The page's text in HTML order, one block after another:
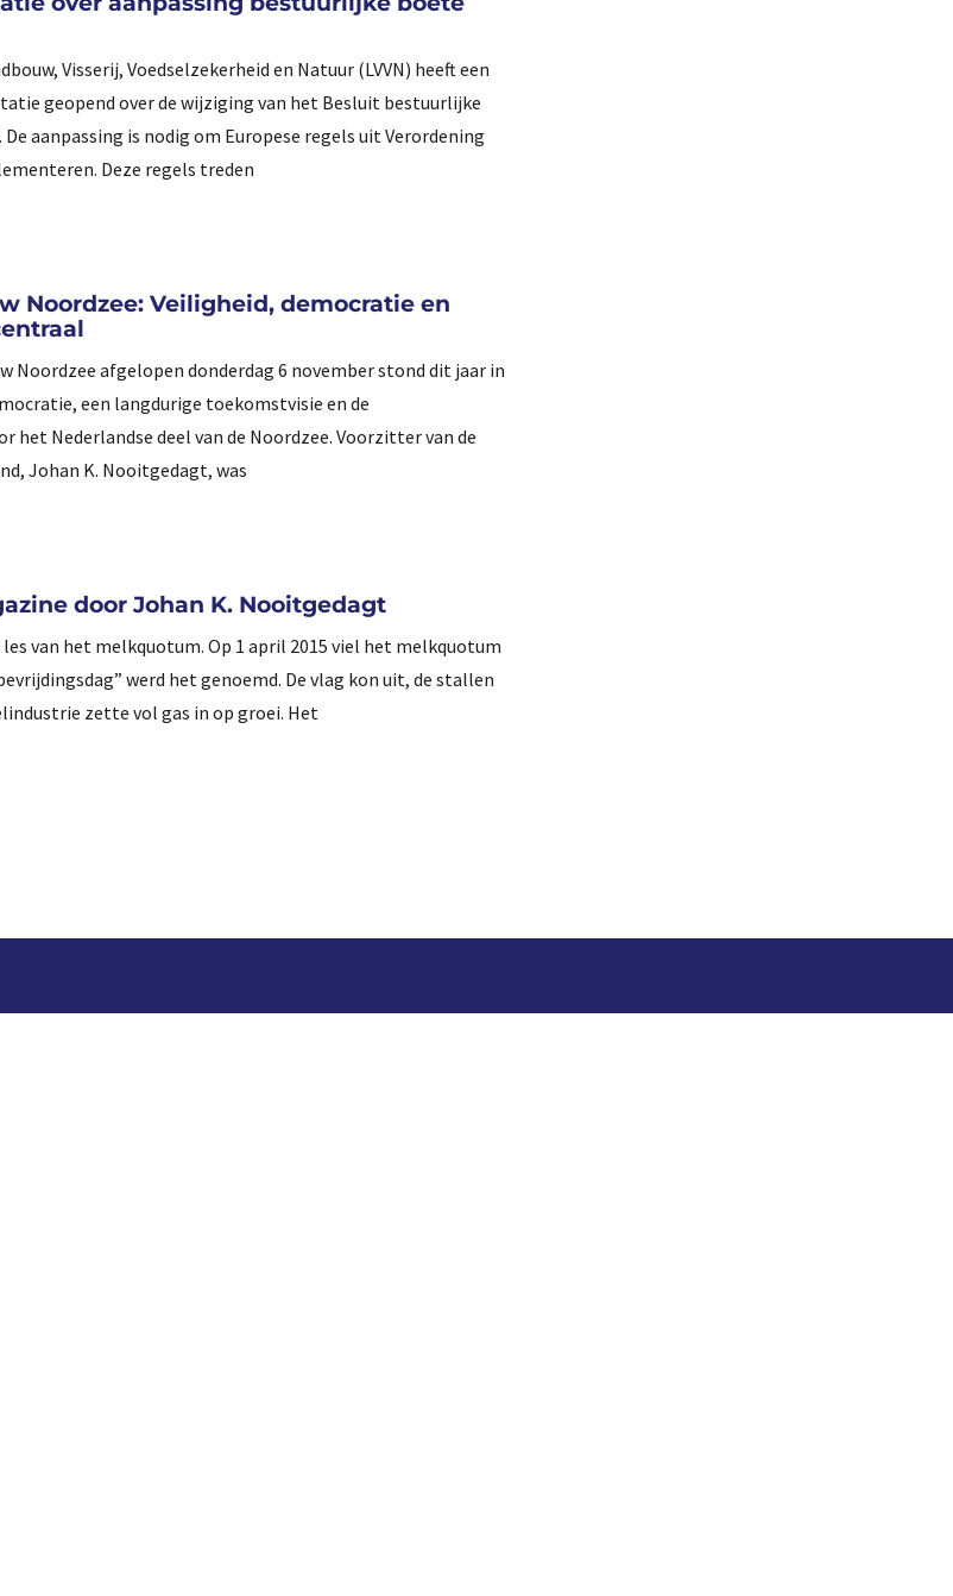
Visserij, Voedselzekerheid en Natuur (LVVN) heeft een
geopend over de wijziging van het Besluit bestuurlijke
aanpassing is nodig om Europese regels uit Verordening
Deze regels treden
Noordzee: Veiligheid, democratie en
Noordzee afgelopen donderdag 6 november stond dit jaar in
een langdurige toekomstvisie en de
het Nederlandse deel van de Noordzee. Voorzitter van de
Johan K. Nooitgedagt, was
door Johan K. Nooitgedagt
les van het melkquotum. Op 1 april 2015 viel het melkquotum
werd het genoemd. De vlag kon uit, de stallen
zette vol gas in op groei. Het